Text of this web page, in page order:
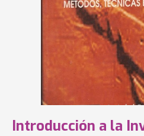
Introducción a la